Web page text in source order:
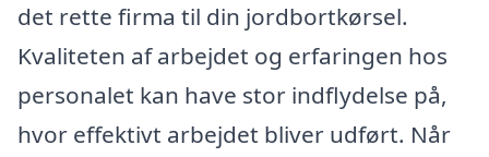
det rette firma til din jordbortkørsel.
Kvaliteten af arbejdet og erfaringen hos
personalet kan have stor indflydelse på,
hvor effektivt arbejdet bliver udført. Når